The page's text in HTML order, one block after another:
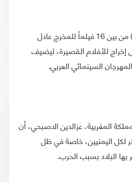
كما حصل فيلم (السطل) من بين 16 فيلماً للمخرج عادل
للأفلام القصيرة، ليضيف
السينمائي العربي.
المغربية، عزالدين الاصبحي، أن
لكل اليمنيين، خاصة في ظل
البلاد بسبب الحرب.